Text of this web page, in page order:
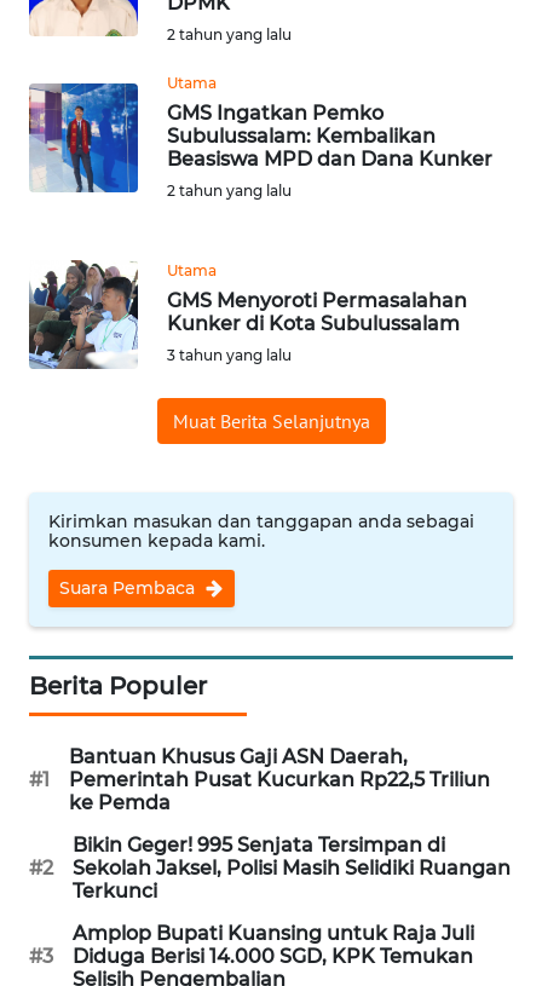
2 tahun yang lalu
Utama
GMS Ingatkan Pemko
Subulussalam: Kembalikan
Beasiswa MPD dan Dana Kunker
2 tahun yang lalu
Utama
GMS Menyoroti Permasalahan
Kunker di Kota Subulussalam
3 tahun yang lalu
Muat Berita Selanjutnya
Kirimkan masukan dan tanggapan anda sebagai
konsumen kepada kami.
Suara Pembaca
Berita Populer
#1
Bantuan Khusus Gaji ASN Daerah,
Pemerintah Pusat Kucurkan Rp22,5 Triliun
ke Pemda
#2
Bikin Geger! 995 Senjata Tersimpan di
Sekolah Jaksel, Polisi Masih Selidiki Ruangan
Terkunci
#3
Amplop Bupati Kuansing untuk Raja Juli
Diduga Berisi 14.000 SGD, KPK Temukan
Selisih Pengembalian
EDITORIAL
Informasi
BERITA
KONTAK
KAMI
KAMI
PEDOMAN
REDAKSI
KARIR
DISCLAIMER
Regional